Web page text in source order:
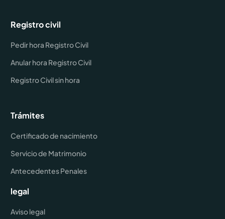
Registro civil
Pedir hora Registro Civil
Anular hora Registro Civil
Registro Civil sin hora
Trámites
Certificado de nacimiento
Servicio de Matrimonio
Antecedentes Penales
legal
Aviso legal